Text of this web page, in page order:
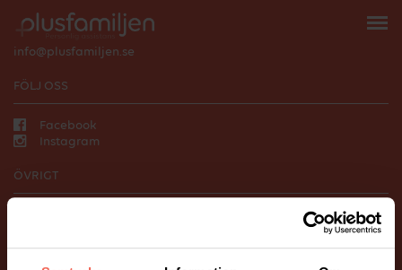
info@plusfamiljen.se
FÖLJ OSS
Facebook
Instagram
ÖVRIGT
Hantering av personuppgifter.
BILDER PÅ HEMSIDAN